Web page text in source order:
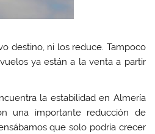
destino, ni los reduce. Tampoco
ya están a la venta a partir
la estabilidad en Almería
una importante reducción de
que solo podría crecer